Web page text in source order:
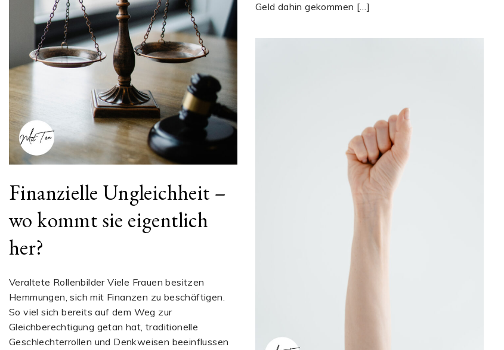
Geld dahin gekommen […]
Finanzielle Ungleichheit –
wo kommt sie eigentlich
her?
Veraltete Rollenbilder Viele Frauen besitzen
Hemmungen, sich mit Finanzen zu beschäftigen.
So viel sich bereits auf dem Weg zur
Gleichberechtigung getan hat, traditionelle
Geschlechterrollen und Denkweisen beeinflussen